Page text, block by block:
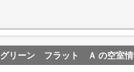
グリーン フラット Ａ の空室